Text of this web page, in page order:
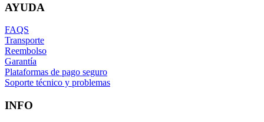
AYUDA
FAQS
Transporte
Reembolso
Garantía
Plataformas de pago seguro
Soporte técnico y problemas
INFO